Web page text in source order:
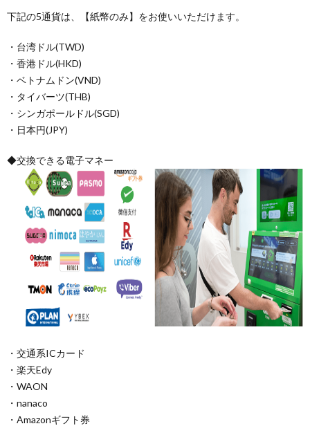
下記の5通貨は、【紙幣のみ】をお使いいただけます。
・台湾ドル(TWD)
・香港ドル(HKD)
・ベトナムドン(VND)
・タイバーツ(THB)
・シンガポールドル(SGD)
・日本円(JPY)
◆交換できる電子マネー
・交通系ICカード
・楽天Edy
・WAON
・nanaco
・Amazonギフト券